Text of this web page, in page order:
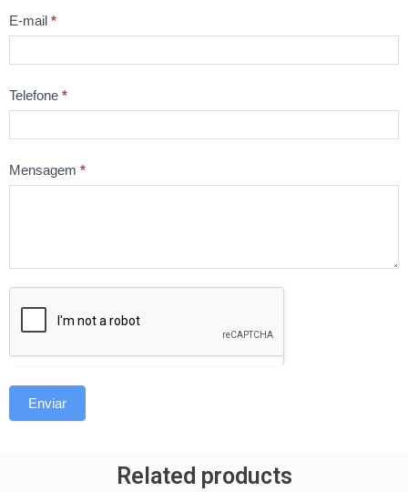
E-mail *
Telefone *
Mensagem *
Enviar
Related products